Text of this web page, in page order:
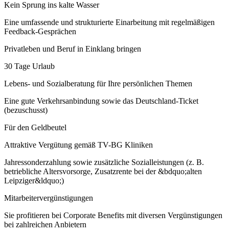
Kein Sprung ins kalte Wasser
Eine umfassende und strukturierte Einarbeitung mit regelmäßigen
Feedback-Gesprächen
Privatleben und Beruf in Einklang bringen
30 Tage Urlaub
Lebens- und Sozialberatung für Ihre persönlichen Themen
Eine gute Verkehrsanbindung sowie das Deutschland-Ticket
(bezuschusst)
Für den Geldbeutel
Attraktive Vergütung gemäß TV-BG Kliniken
Jahressonderzahlung sowie zusätzliche Sozialleistungen (z. B.
betriebliche Altersvorsorge, Zusatzrente bei der &bdquo;alten
Leipziger&ldquo;)
Mitarbeitervergünstigungen
Sie profitieren bei Corporate Benefits mit diversen Vergünstigungen
bei zahlreichen Anbietern